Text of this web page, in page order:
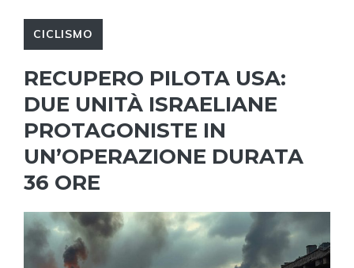
CICLISMO
RECUPERO PILOTA USA:
DUE UNITÀ ISRAELIANE
PROTAGONISTE IN
UN’OPERAZIONE DURATA
36 ORE